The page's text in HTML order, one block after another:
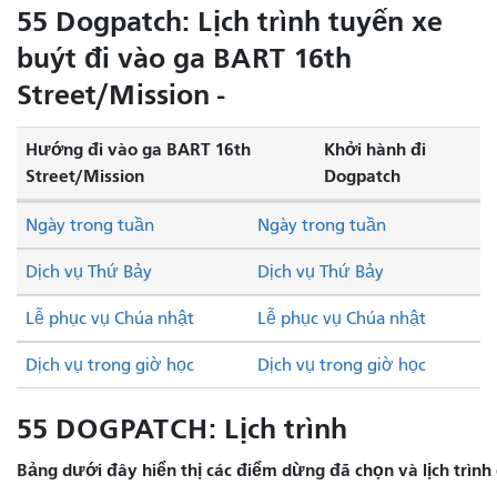
nào
55 Dogpatch: Lịch trình tuyến xe
buýt đi vào ga BART 16th
Street/Mission -
Hướng đi vào ga BART 16th
Street/Mission
Khởi hành đi
Dogpatch
Dịch vụ Thứ Bảy Dịch vụ Thứ Bảy
Lễ phục vụ Chúa nhật Lễ phục vụ Chúa nhật
Ngày trong tuần Ngày trong tuần
Dịch vụ trong giờ học Dịch vụ trong giờ học
55 DOGPATCH: Lịch trình
Bảng dưới đây hiển thị các điểm dừng đã chọn và lịch